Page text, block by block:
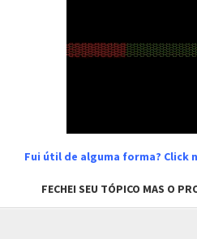
Fui útil de alguma forma? Click
FECHEI SEU TÓPICO MAS O